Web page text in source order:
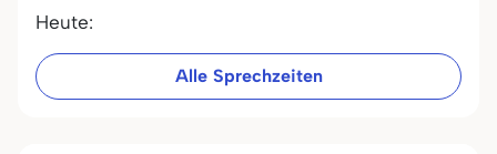
Heute:
Alle Sprechzeiten